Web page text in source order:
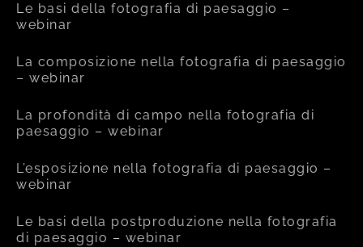
Le basi della fotografia di paesaggio –
webinar
La composizione nella fotografia di paesaggio
– webinar
La profondità di campo nella fotografia di
paesaggio – webinar
L’esposizione nella fotografia di paesaggio –
webinar
Le basi della postproduzione nella fotografia
di paesaggio – webinar